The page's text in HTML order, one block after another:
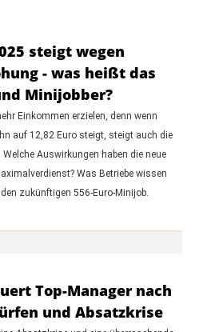
steigt wegen
- was heißt das
Minijobber?
Einkommen erzielen, denn wenn
auf 12,82 Euro steigt, steigt auch die
Auswirkungen haben die neue
Was Betriebe wissen
zukünftigen 556-Euro-Minijob.
Top-Manager nach
und Absatzkrise